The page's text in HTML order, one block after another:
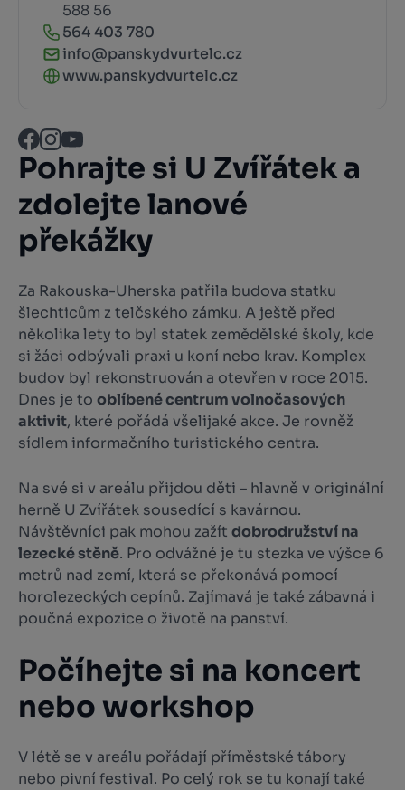
588 56
564 403 780
info@panskydvurtelc.cz
www.panskydvurtelc.cz
Pohrajte si U Zvířátek a
zdolejte lanové
překážky
Za Rakouska-Uherska patřila budova statku
šlechticům z telčského zámku. A ještě před
několika lety to byl statek zemědělské školy, kde
si žáci odbývali praxi u koní nebo krav. Komplex
budov byl rekonstruován a otevřen v roce 2015.
Dnes je to oblíbené centrum volnočasových
aktivit, které pořádá všelijaké akce. Je rovněž
sídlem informačního turistického centra.
Na své si v areálu přijdou děti – hlavně v originální
herně U Zvířátek sousedící s kavárnou.
Návštěvníci pak mohou zažít dobrodružství na
lezecké stěně. Pro odvážné je tu stezka ve výšce 6
metrů nad zemí, která se překonává pomocí
horolezeckých cepínů. Zajímavá je také zábavná i
poučná expozice o životě na panství.
Počíhejte si na koncert
nebo workshop
V létě se v areálu pořádají příměstské tábory
nebo pivní festival. Po celý rok se tu konají také